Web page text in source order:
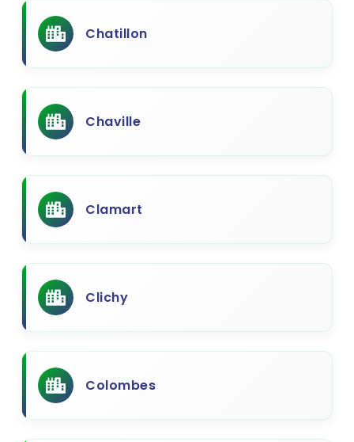
Chatillon
Chaville
Clamart
Clichy
Colombes